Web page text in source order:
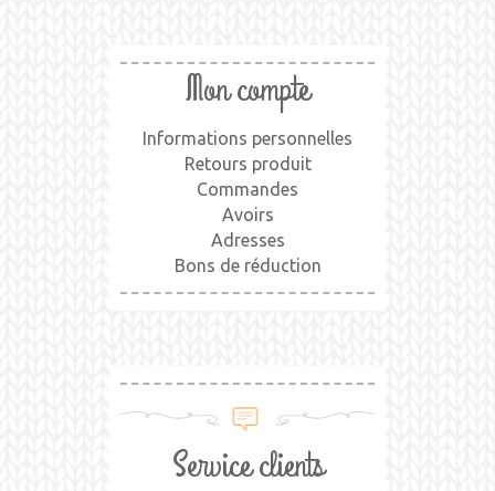
Mon compte
Informations personnelles
Retours produit
Commandes
Avoirs
Adresses
Bons de réduction
Service clients